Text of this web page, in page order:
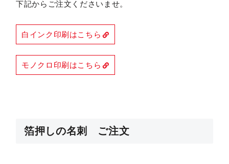
下記からご注文くださいませ。
白インク印刷はこちら
モノクロ印刷はこちら
箔押しの名刺 ご注文